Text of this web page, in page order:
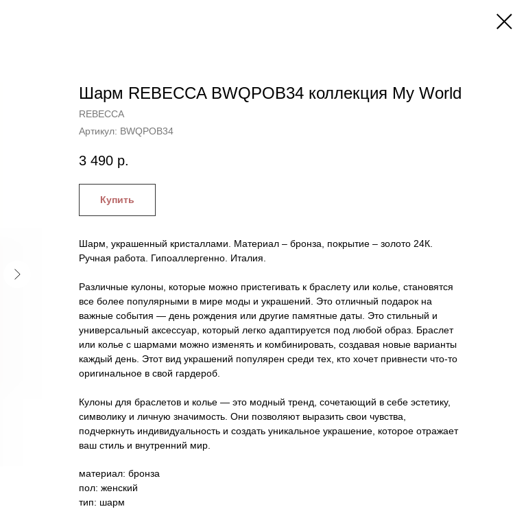
Шарм REBECCA BWQPOB34 коллекция My World
REBECCA
Артикул: BWQPOB34
3 490 р.
Купить
Шарм, украшенный кристаллами. Материал – бронза, покрытие – золото 24К.
Ручная работа. Гипоаллергенно. Италия.
Различные кулоны, которые можно пристегивать к браслету или колье, становятся
все более популярными в мире моды и украшений. Это отличный подарок на
важные события — день рождения или другие памятные даты. Это стильный и
универсальный аксессуар, который легко адаптируется под любой образ. Браслет
или колье с шармами можно изменять и комбинировать, создавая новые варианты
каждый день. Этот вид украшений популярен среди тех, кто хочет привнести что-то
оригинальное в свой гардероб.
Кулоны для браслетов и колье — это модный тренд, сочетающий в себе эстетику,
символику и личную значимость. Они позволяют выразить свои чувства,
подчеркнуть индивидуальность и создать уникальное украшение, которое отражает
ваш стиль и внутренний мир.
материал: бронза
пол: женский
тип: шарм